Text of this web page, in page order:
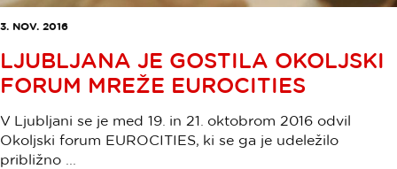
3. NOV. 2016
LJUBLJANA JE GOSTILA OKOLJSKI
FORUM MREŽE EUROCITIES
V Ljubljani se je med 19. in 21. oktobrom 2016 odvil
Okoljski forum EUROCITIES, ki se ga je udeležilo
približno ...